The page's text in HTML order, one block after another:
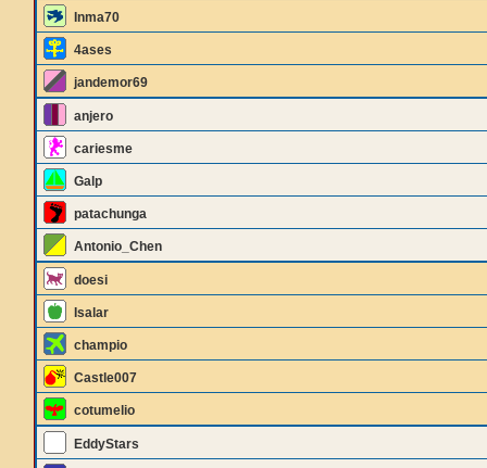
Inma70
4ases
jandemor69
anjero
cariesme
Galp
patachunga
Antonio_Chen
doesi
Isalar
champio
Castle007
cotumelio
EddyStars